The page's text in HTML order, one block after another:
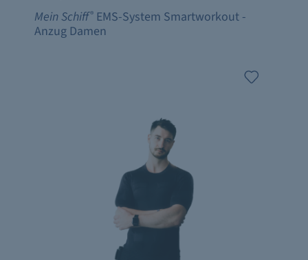
Mein Schiff® EMS-System Smartworkout -
Anzug Damen